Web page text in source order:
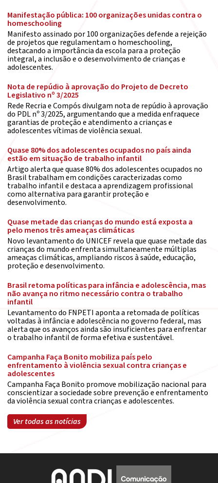
Manifestação pública: 100 organizações unidas contra o
homeschooling
Manifesto assinado por 100 organizações defende a rejeição
de projetos que regulamentam o homeschooling,
destacando a importância da escola para a proteção
integral, a inclusão e o desenvolvimento de crianças e
adolescentes.
Nota de repúdio à aprovação do Projeto de Decreto
Legislativo nº 3/2025
Rede Recria e Compós divulgam nota de repúdio à aprovação
do PDL nº 3/2025, argumentando que a medida enfraquece
garantias de proteção e atendimento a crianças e
adolescentes vítimas de violência sexual.
Quase 80% dos adolescentes ocupados no país ainda
estão em situação de trabalho infantil
Artigo alerta que quase 80% dos adolescentes ocupados no
Brasil trabalham em condições caracterizadas como
trabalho infantil e destaca a aprendizagem profissional
como alternativa para garantir proteção e
desenvolvimento.
Quase metade das crianças do mundo está exposta a
pelo menos três ameaças climáticas
Novo levantamento do UNICEF revela que quase metade das
crianças do mundo enfrenta simultaneamente múltiplas
ameaças climáticas, ampliando riscos à saúde, educação,
proteção e desenvolvimento.
Brasil retoma políticas para infância e adolescência, mas
não avança no ritmo necessário contra o trabalho
infantil
Levantamento do FNPETI aponta a retomada de políticas
voltadas à infância e adolescência no governo federal, mas
alerta que os avanços ainda são insuficientes para enfrentar
o trabalho infantil de forma efetiva e sustentável.
Campanha Faça Bonito mobiliza país pelo
enfrentamento à violência sexual contra crianças e
adolescentes
Campanha Faça Bonito promove mobilização nacional para
conscientizar a sociedade sobre prevenção e enfrentamento
da violência sexual contra crianças e adolescentes.
Ver todas as notícias